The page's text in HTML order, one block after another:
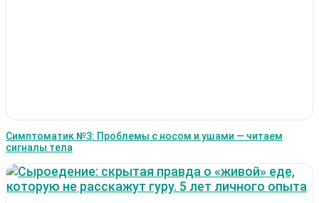
Симптоматик №3: Проблемы с носом и ушами — читаем
сигналы тела